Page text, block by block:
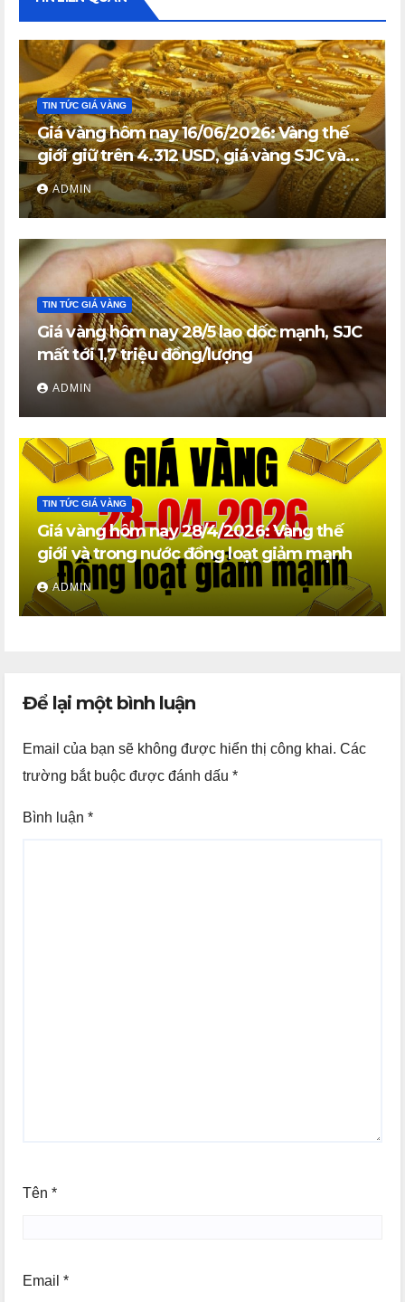
TIN TỨC GIÁ VÀNG
Giá vàng hôm nay 16/06/2026: Vàng thế
giới giữ trên 4.312 USD, giá vàng SJC và
vàng nhẫn trong nước đi ngang
ADMIN
TIN TỨC GIÁ VÀNG
Giá vàng hôm nay 28/5 lao dốc mạnh, SJC
mất tới 1,7 triệu đồng/lượng
ADMIN
TIN TỨC GIÁ VÀNG
Giá vàng hôm nay 28/4/2026: Vàng thế
giới và trong nước đồng loạt giảm mạnh
ADMIN
Để lại một bình luận
Email của bạn sẽ không được hiển thị công khai. Các
trường bắt buộc được đánh dấu *
Bình luận *
Tên *
Email *